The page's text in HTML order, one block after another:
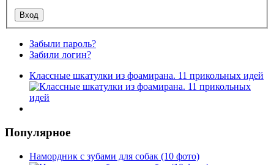
Забыли пароль?
Забили логин?
Классные шкатулки из фоамирана. 11 прикольных идей
Популярное
Намордник с зубами для собак (10 фото)